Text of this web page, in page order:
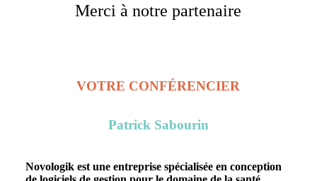
Merci à notre partenaire
VOTRE CONFÉRENCIER
Patrick Sabourin
Novologik est une entreprise spécialisée en conception